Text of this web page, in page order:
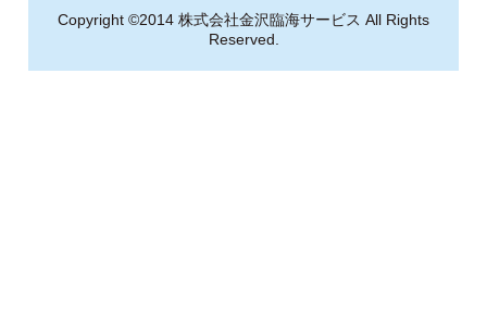
Copyright ©2014 株式会社金沢臨海サービス All Rights
Reserved.